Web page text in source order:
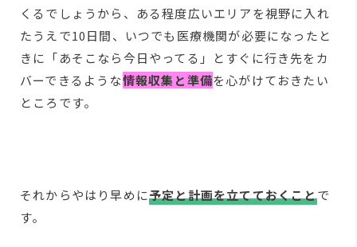
くるでしょうから、ある程度広いエリアを視野に入れ
たうえで10日間、いつでも医療機関が必要になったと
きに「あそこなら今日やってる」とすぐに行き先をカ
バーできるような情報収集と準備を心がけておきたい
ところです。
それからやはり早めに予定と計画を立てておくことで
す。